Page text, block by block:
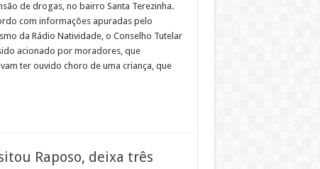
de drogas, no bairro Santa Terezinha.
com informações apuradas pelo
da Rádio Natividade, o Conselho Tutelar
acionado por moradores, que
ter ouvido choro de uma criança, que
Raposo, deixa três